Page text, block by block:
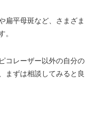
扁平母斑など、さまざま
。
コレーザー以外の自分の
まずは相談してみると良